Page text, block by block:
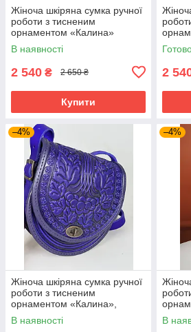
Жіноча шкіряна сумка ручної
роботи з тисненим
орнаментом «Калина»
бежево-бордова сумка з
натуральної шкіри, 20*21*8
В наявності
2 540 ₴ 2 650 ₴
Купити
2
–4%
Жіноча шкіряна сумка ручної
роботи з тисненим
орнаментом «Калина»,
ультрамаринова сумка з
натуральної шкіри, 20*21*8
В наявності
–4%
В